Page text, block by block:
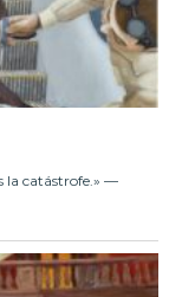
la catástrofe.» —